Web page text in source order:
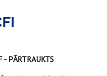
PĀRTRAUKTS